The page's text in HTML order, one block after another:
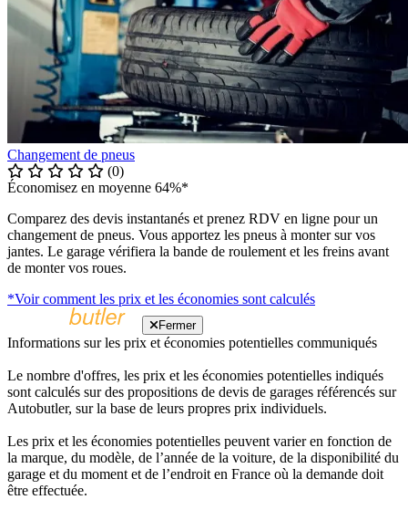
Changement de pneus
(0)
Économisez en moyenne 64%*
Comparez des devis instantanés et prenez RDV en ligne pour un
changement de pneus. Vous apportez les pneus à monter sur vos
jantes. Le garage vérifiera la bande de roulement et les freins avant
de monter vos roues.
*Voir comment les prix et les économies sont calculés
Fermer
Informations sur les prix et économies potentielles communiqués
Le nombre d'offres, les prix et les économies potentielles indiqués
sont calculés sur des propositions de devis de garages référencés sur
Autobutler, sur la base de leurs propres prix individuels.
Les prix et les économies potentielles peuvent varier en fonction de
la marque, du modèle, de l’année de la voiture, de la disponibilité du
garage et du moment et de l’endroit en France où la demande doit
être effectuée.